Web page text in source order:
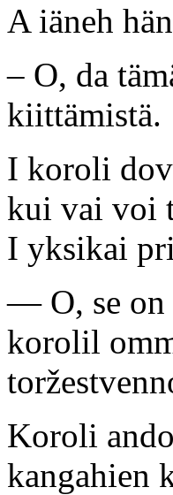
A iäneh
– O, da
kiittämistä.
I koroli
kui vai voi
I yksikai
— O, se on
korolil
Koroli
kangahien